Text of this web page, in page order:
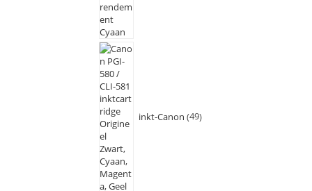
inkt-Canon 49